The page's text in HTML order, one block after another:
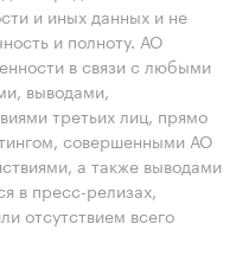
и иных данных и не
и полноту. АО
в связи с любыми
выводами,
третьих лиц, прямо
совершенными АО
а также выводами
в пресс-релизах,
отсутствием всего